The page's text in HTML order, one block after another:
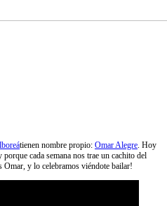
tienen nombre propio: Omar Alegre. Hoy
cada semana nos trae un cachito del
Omar, y lo celebramos viéndote bailar!